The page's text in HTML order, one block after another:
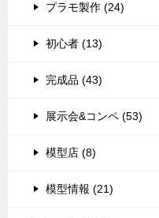
プラモ製作 (24)
初心者 (13)
完成品 (43)
展示会&コンペ (53)
模型店 (8)
模型情報 (21)